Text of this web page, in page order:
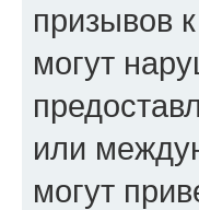
призывов
могут
или
могут